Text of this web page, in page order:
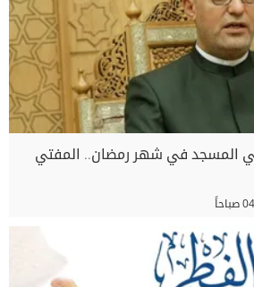
المسجد في شهر رمضان.. المفتي